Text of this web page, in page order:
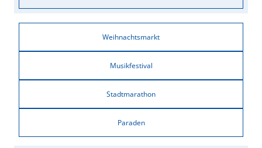
Weihnachtsmarkt
Musikfestival
Stadtmarathon
Paraden